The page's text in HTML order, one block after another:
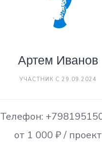
Артем Иванов
УЧАСТНИК С 29.09.2024
Телефон:
от 1 000 ₽ / проект